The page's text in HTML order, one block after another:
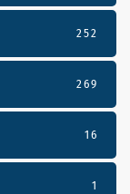
252
269
16
1